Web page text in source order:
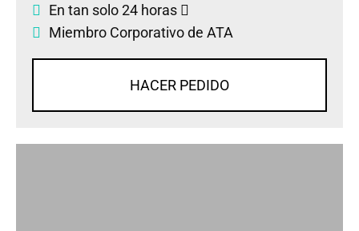
En tan solo 24 horas
Miembro Corporativo de ATA
HACER PEDIDO